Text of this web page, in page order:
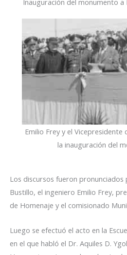
Emilio Frey y el Vicepresidente
la inauguración del
Los discursos fueron pronunciados
Bustillo, el ingeniero Emilio Frey,
de Homenaje y el comisionado
Luego se efectuó el acto en la
en el que habló el Dr. Aquiles D.